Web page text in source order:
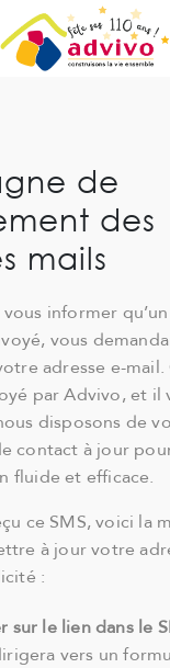
de
des
mails
informer
vous
adresse e-mail.
par Advivo, et il
disposons de
contact à jour
fluide et efficace.
ce SMS, voici la
à jour votre
:
sur le lien dans le
vers un